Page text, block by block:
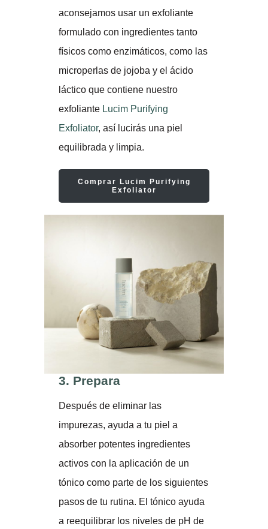
aconsejamos usar un exfoliante
formulado con ingredientes tanto
físicos como enzimáticos, como las
microperlas de jojoba y el ácido
láctico que contiene nuestro
exfoliante Lucim Purifying
Exfoliator, así lucirás una piel
equilibrada y limpia.
Comprar Lucim Purifying
Exfoliator
3. Prepara
Después de eliminar las
impurezas, ayuda a tu piel a
absorber potentes ingredientes
activos con la aplicación de un
tónico como parte de los siguientes
pasos de tu rutina. El tónico ayuda
a reequilibrar los niveles de pH de